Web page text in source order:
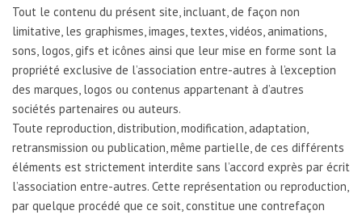
Tout le contenu du présent site, incluant, de façon non
limitative, les graphismes, images, textes, vidéos, animations,
sons, logos, gifs et icônes ainsi que leur mise en forme sont la
propriété exclusive de l’association entre-autres à l’exception
des marques, logos ou contenus appartenant à d’autres
sociétés partenaires ou auteurs.
Toute reproduction, distribution, modification, adaptation,
retransmission ou publication, même partielle, de ces différents
éléments est strictement interdite sans l’accord exprès par écrit
l’association entre-autres. Cette représentation ou reproduction,
par quelque procédé que ce soit, constitue une contrefaçon